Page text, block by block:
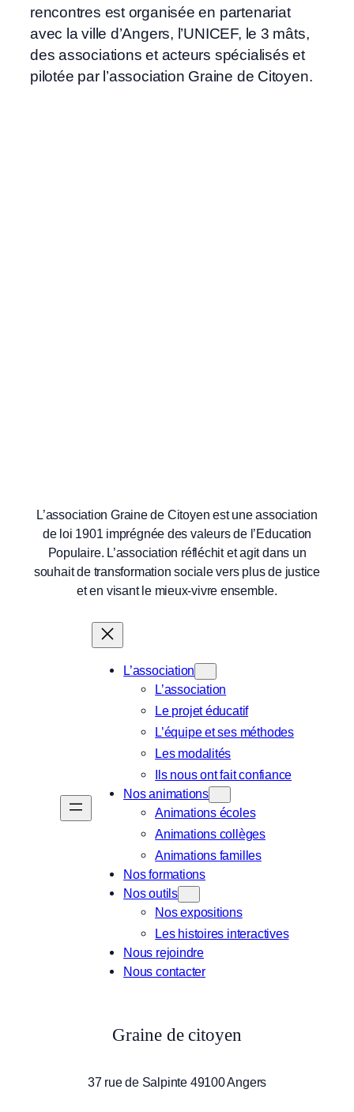
rencontres est organisée en partenariat
avec la ville d’Angers, l’UNICEF, le 3 mâts,
des associations et acteurs spécialisés et
pilotée par l’association Graine de Citoyen.
L’association Graine de Citoyen est une association
de loi 1901 imprégnée des valeurs de l’Education
Populaire. L’association réfléchit et agit dans un
souhait de transformation sociale vers plus de justice
et en visant le mieux-vivre ensemble.
L’association
L’association
Le projet éducatif
L’équipe et ses méthodes
Les modalités
Ils nous ont fait confiance
Nos animations
Animations écoles
Animations collèges
Animations familles
Nos formations
Nos outils
Nos expositions
Les histoires interactives
Nous rejoindre
Nous contacter
Graine de citoyen
37 rue de Salpinte 49100 Angers